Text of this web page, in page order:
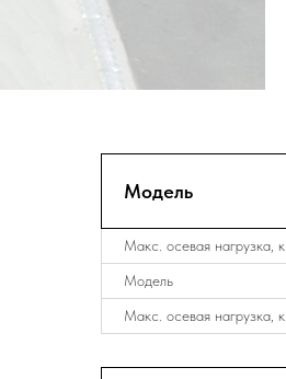
Модель
Макс. осевая нагрузка,
Модель
Макс. осевая нагрузка,